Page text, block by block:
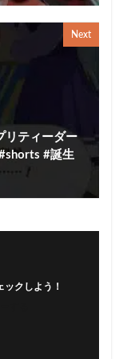
Next
リティーダー
#誕生
ックしよう！